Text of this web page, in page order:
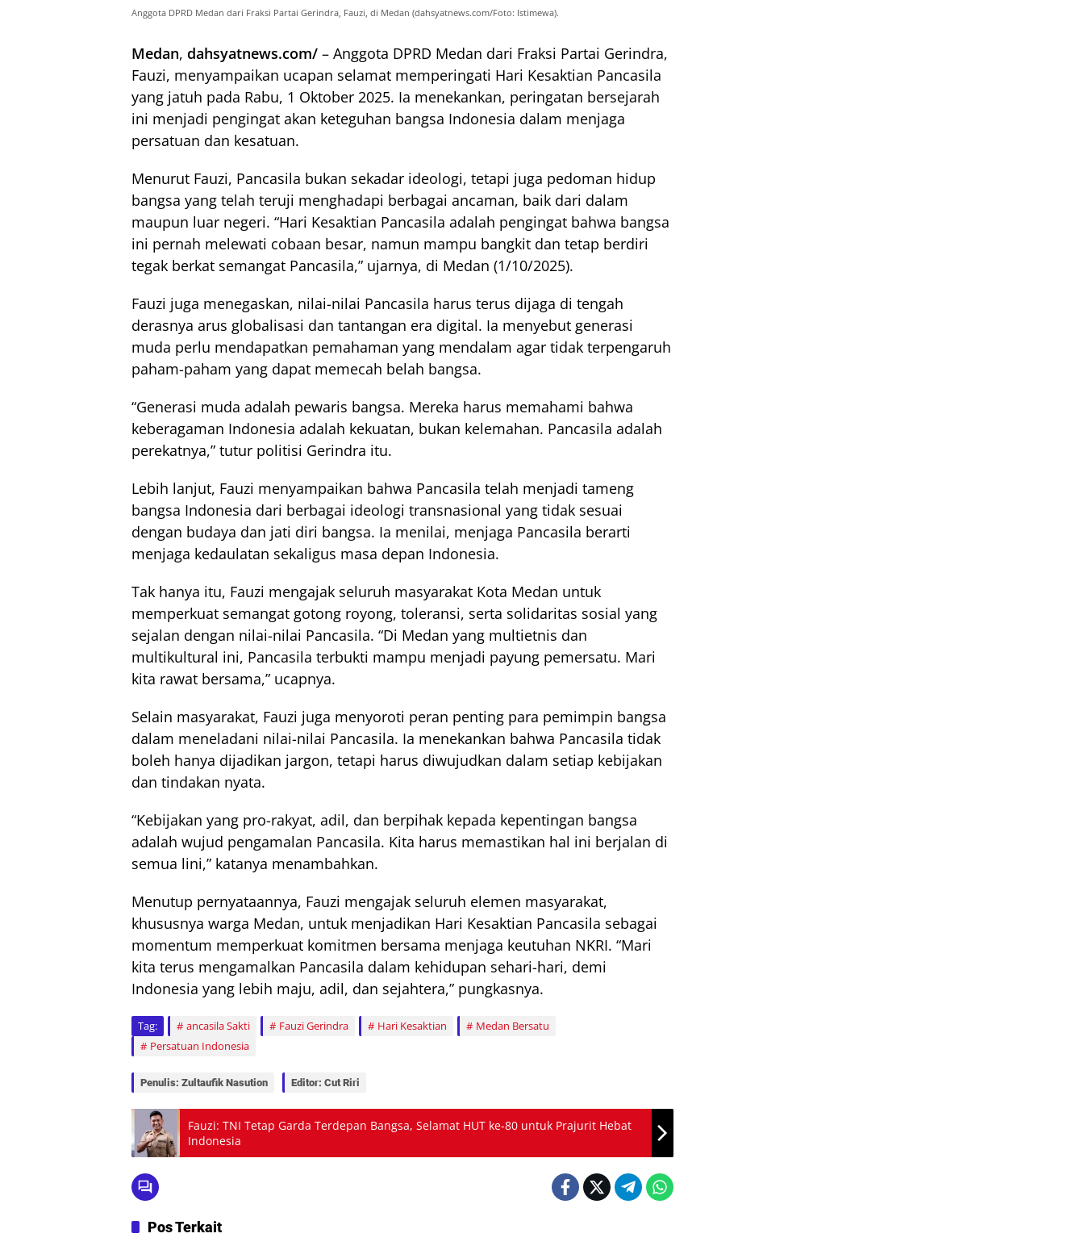
Anggota DPRD Medan dari Fraksi Partai Gerindra, Fauzi, di Medan (dahsyatnews.com/Foto: Istimewa).
Medan, dahsyatnews.com/ – Anggota DPRD Medan dari Fraksi Partai Gerindra,
Fauzi, menyampaikan ucapan selamat memperingati Hari Kesaktian Pancasila
yang jatuh pada Rabu, 1 Oktober 2025. Ia menekankan, peringatan bersejarah
ini menjadi pengingat akan keteguhan bangsa Indonesia dalam menjaga
persatuan dan kesatuan.
Menurut Fauzi, Pancasila bukan sekadar ideologi, tetapi juga pedoman hidup
bangsa yang telah teruji menghadapi berbagai ancaman, baik dari dalam
maupun luar negeri. “Hari Kesaktian Pancasila adalah pengingat bahwa bangsa
ini pernah melewati cobaan besar, namun mampu bangkit dan tetap berdiri
tegak berkat semangat Pancasila,” ujarnya, di Medan (1/10/2025).
Fauzi juga menegaskan, nilai-nilai Pancasila harus terus dijaga di tengah
derasnya arus globalisasi dan tantangan era digital. Ia menyebut generasi
muda perlu mendapatkan pemahaman yang mendalam agar tidak terpengaruh
paham-paham yang dapat memecah belah bangsa.
“Generasi muda adalah pewaris bangsa. Mereka harus memahami bahwa
keberagaman Indonesia adalah kekuatan, bukan kelemahan. Pancasila adalah
perekatnya,” tutur politisi Gerindra itu.
Lebih lanjut, Fauzi menyampaikan bahwa Pancasila telah menjadi tameng
bangsa Indonesia dari berbagai ideologi transnasional yang tidak sesuai
dengan budaya dan jati diri bangsa. Ia menilai, menjaga Pancasila berarti
menjaga kedaulatan sekaligus masa depan Indonesia.
Tak hanya itu, Fauzi mengajak seluruh masyarakat Kota Medan untuk
memperkuat semangat gotong royong, toleransi, serta solidaritas sosial yang
sejalan dengan nilai-nilai Pancasila. “Di Medan yang multietnis dan
multikultural ini, Pancasila terbukti mampu menjadi payung pemersatu. Mari
kita rawat bersama,” ucapnya.
Selain masyarakat, Fauzi juga menyoroti peran penting para pemimpin bangsa
dalam meneladani nilai-nilai Pancasila. Ia menekankan bahwa Pancasila tidak
boleh hanya dijadikan jargon, tetapi harus diwujudkan dalam setiap kebijakan
dan tindakan nyata.
“Kebijakan yang pro-rakyat, adil, dan berpihak kepada kepentingan bangsa
adalah wujud pengamalan Pancasila. Kita harus memastikan hal ini berjalan di
semua lini,” katanya menambahkan.
Menutup pernyataannya, Fauzi mengajak seluruh elemen masyarakat,
khususnya warga Medan, untuk menjadikan Hari Kesaktian Pancasila sebagai
momentum memperkuat komitmen bersama menjaga keutuhan NKRI. “Mari
kita terus mengamalkan Pancasila dalam kehidupan sehari-hari, demi
Indonesia yang lebih maju, adil, dan sejahtera,” pungkasnya.
Tag: ancasila Sakti Fauzi Gerindra Hari Kesaktian
Medan Bersatu
Persatuan Indonesia
Penulis: Zultaufik Nasution Editor: Cut Riri
Fauzi: TNI Tetap Garda Terdepan Bangsa, Selamat HUT ke-80 untuk Prajurit Hebat
Indonesia
Pos Terkait